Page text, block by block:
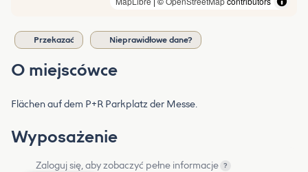
Przekazać Nieprawidłowe dane?
O miejscówce
Flächen auf dem P+R Parkplatz der Messe.
Wyposażenie
Zaloguj się, aby zobaczyć pełne informacje ?